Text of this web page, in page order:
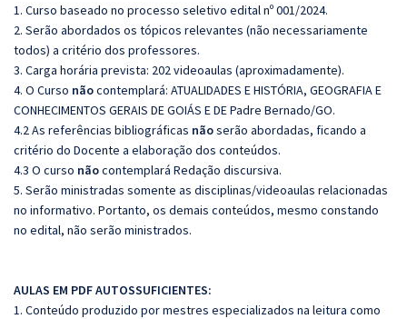
1. Curso baseado no processo seletivo edital nº 001/2024.
2. Serão abordados os tópicos relevantes (não necessariamente
todos) a critério dos professores.
3. Carga horária prevista: 202 videoaulas (aproximadamente).
4. O Curso nãocontemplará: ATUALIDADES E HISTÓRIA, GEOGRAFIA E
CONHECIMENTOS GERAIS DE GOIÁS E DE Padre Bernado/GO.
4.2 As referências bibliográficas nãoserão abordadas, ficando a
critério do Docente a elaboração dos conteúdos.
4.3 O curso nãocontemplará Redação discursiva.
5. Serão ministradas somente as disciplinas/videoaulas relacionadas
no informativo. Portanto, os demais conteúdos, mesmo constando
no edital, não serão ministrados.
AULAS EM PDF AUTOSSUFICIENTES:
1. Conteúdo produzido por mestres especializados na leitura como